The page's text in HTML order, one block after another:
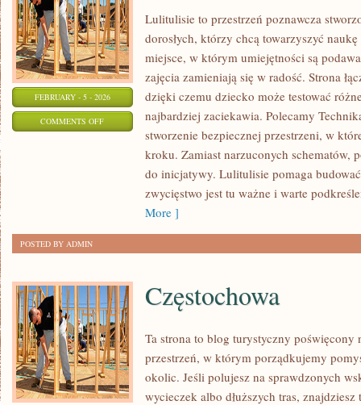
FEBRUARY - 5 - 2026
COMMENTS OFFON
PSYCHOLOGIA
Lulitulisie to przestrzeń poznawcza
dorosłych, którzy chcą towarzyszyć
miejsce, w którym umiejętności są
zajęcia zamieniają się w radość. Strona
dzięki czemu dziecko może testować
najbardziej zaciekawia. Polecamy
stworzenie bezpiecznej przestrzeni, w
kroku. Zamiast narzuconych schematów,
do inicjatywy. Lulitulisie pomaga
zwycięstwo jest tu ważne i warte
More ]
POSTED BY ADMIN
Częstochowa
Ta strona to blog turystyczny poświęcony
przestrzeń, w którym porządkujemy
okolic. Jeśli polujesz na sprawdzonych
wycieczek albo dłuższych tras,